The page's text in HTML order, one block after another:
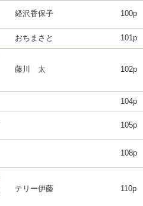
経沢香保子 100p
おちまさと 101p
藤川 太 102p
104p
105p
108p
テリー伊藤 110p